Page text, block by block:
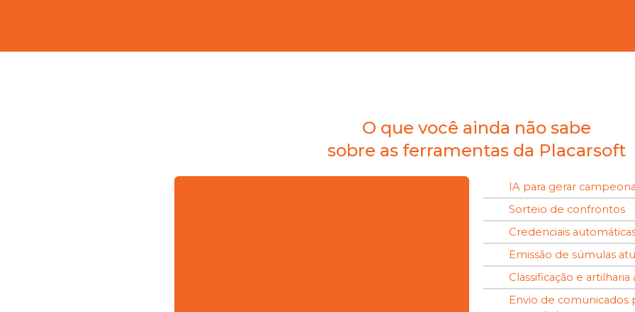
O que você ainda não sabe
sobre as ferramentas da Placarsoft
IA para gerar
Sorteio de confrontos
Credenciais
Emissão de súmulas
Classificação e
Envio de comunicados